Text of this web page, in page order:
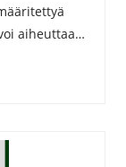
aiheuttaa